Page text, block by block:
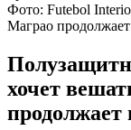
Фото: Futebol
Маграо
хочет
продолжает